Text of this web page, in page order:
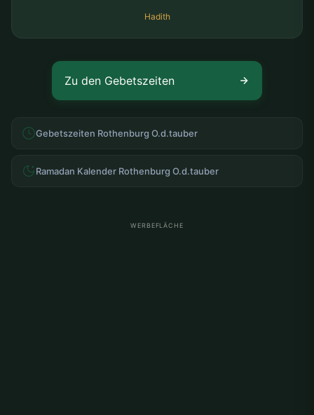
Hadith
Zu den Gebetszeiten
Gebetszeiten Rothenburg O.d.tauber
Ramadan Kalender Rothenburg O.d.tauber
WERBEFLÄCHE